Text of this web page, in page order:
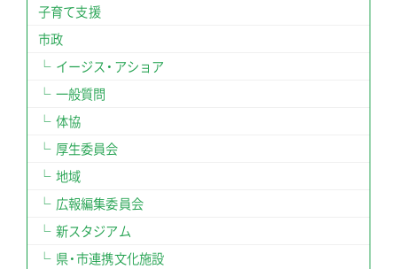
子育て支援
市政
イージス・アショア
一般質問
体協
厚生委員会
地域
広報編集委員会
新スタジアム
県・市連携文化施設